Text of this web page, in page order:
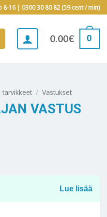
8-16 | 0300 30 80 82 (59 cent / min)
0.00€ 0
/ Vastukset
VASTUS
Lue lisää